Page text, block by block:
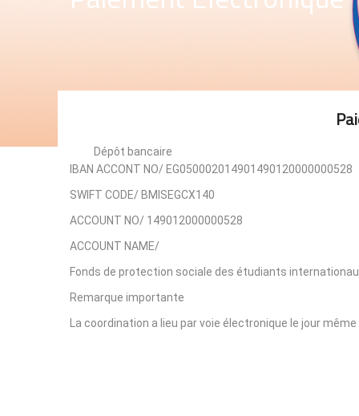
Dépôt bancaire
IBAN ACCONT NO/ EG050002014901490120000000528
SWIFT CODE/ BMISEGCX140
ACCOUNT NO/ 149012000000528
ACCOUNT NAME/
Fonds de protection sociale des étudiants
Remarque importante
La coordination a lieu par voie électronique le jour